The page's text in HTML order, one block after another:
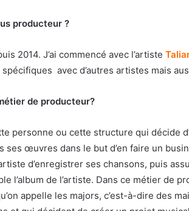
producteur ?
2014. J’ai commencé avec l’artiste
avec d’autres artistes mais
de producteur?
personne ou cette structure qui décide
ses œuvres dans le but d’en faire un
d’enregistrer ses chansons, puis
l’album de l’artiste. Dans ce métier de
appelle les majors, c’est-à-dire des